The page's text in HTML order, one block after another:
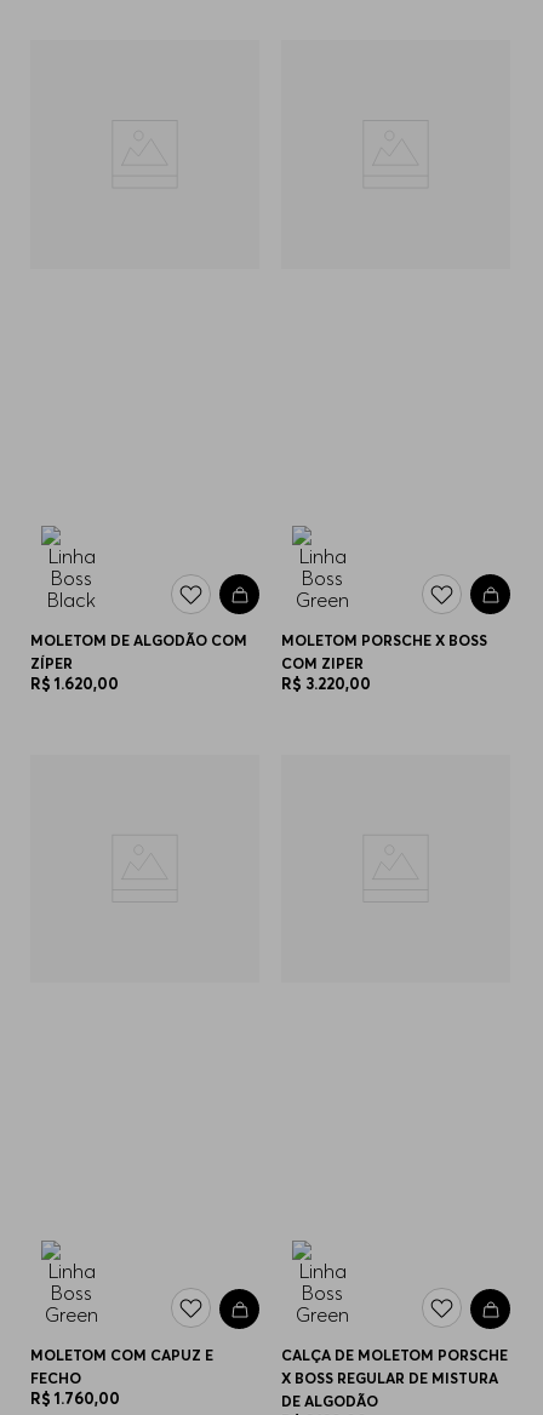
MOLETOM DE ALGODÃO COM
ZÍPER
R$ 1.620,00
MOLETOM PORSCHE X BOSS
COM ZIPER
R$ 3.220,00
MOLETOM COM CAPUZ E
FECHO
R$ 1.760,00
CALÇA DE MOLETOM PORSCHE
X BOSS REGULAR DE MISTURA
DE ALGODÃO